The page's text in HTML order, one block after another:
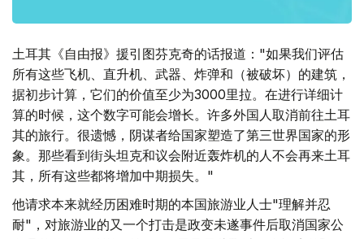
土耳其《自由报》援引图芬克奇的话报道："如果我们评估
所有这些飞机、直升机、武器、炸弹和（被破坏）的建筑，
据初步计算，它们的价值至少为3000里拉。在进行详细计
算的时候，这个数字可能会增长。许多外国人取消前往土耳
其的旅行。很遗憾，阴谋者给国家塑造了第三世界国家的形
象。那些看到街头坦克和议会附近轰炸机的人不会再来土耳
其，所有这些都将增加中期损失。"
他请求本来就经历困难时期的本国旅游业人士"理解并忍
耐"，对旅游业的又一个打击是政变未遂事件后取消国家公